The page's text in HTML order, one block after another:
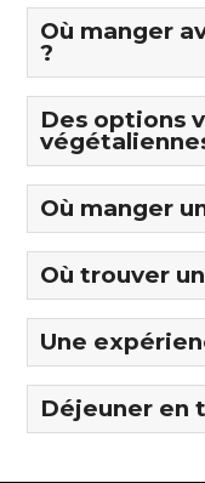
Où manger
?
Des options
Où manger
Où trouver
Une
Déjeuner en